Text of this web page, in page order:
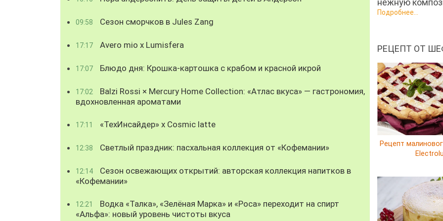
09:58 Сезон сморчков в Jules Zang
17:17 Avero mio x Lumisfera
17:07 Блюдо дня: Крошка-картошка с крабом и красной икрой
17:02
Balzi Rossi × Mercury Home Collection: «Атлас вкуса» — гастрономия,
вдохновленная ароматами
17:11 «ТехИнсайдер» х Cosmic latte
12:38 Светлый праздник: пасхальная коллекция от «Кофемании»
12:14
Сезон освежающих открытий: авторская коллекция напитков в
«Кофемании»
12:21
Водка «Талка», «Зелёная Марка» и «Роса» переходит на спирт
«Альфа»: новый уровень чистоты вкуса
нежную
Подробнее...
РЕЦЕПТ ОТ
Рецепт